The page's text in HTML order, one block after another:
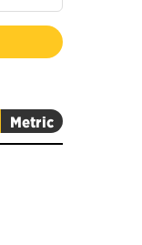
Metric